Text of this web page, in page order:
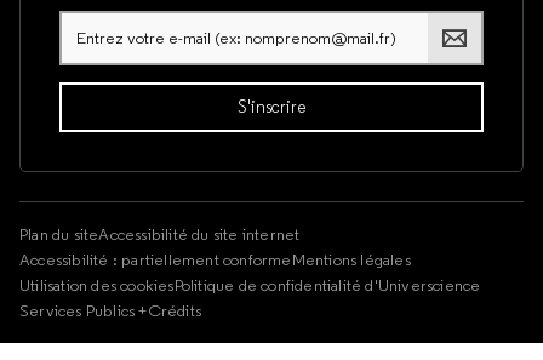
Plan du siteAccessibilité du site internet
Accessibilité : partiellement conformeMentions légales
Utilisation des cookiesPolitique de confidentialité d'Universcience
Services Publics +Crédits